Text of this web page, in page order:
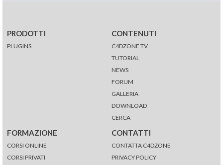
PRODOTTI
PLUGINS
CONTENUTI
C4DZONE TV
TUTORIAL
NEWS
FORUM
GALLERIA
DOWNLOAD
CERCA
FORMAZIONE
CORSI ONLINE
CORSI PRIVATI
CONTATTI
CONTATTA C4DZONE
PRIVACY POLICY